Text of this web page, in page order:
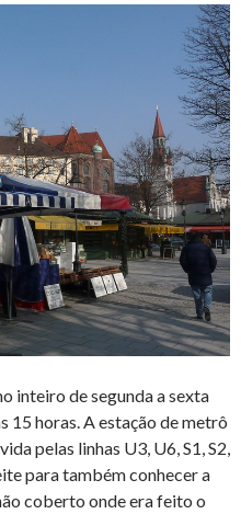
inteiro de segunda a sexta
15 horas. A estação de metrô
pelas linhas U3, U6, S1, S2,
para também conhecer a
coberto onde era feito o